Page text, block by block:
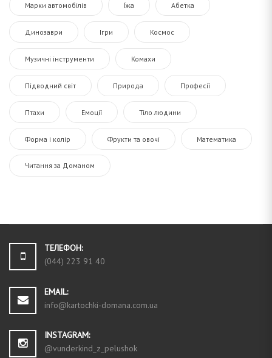
Марки автомобілів Їжа Абетка
Динозаври Ігри Космос
Музичні інструменти Комахи
Підводний світ Природа Професії
Птахи Емоції Тіло людини
Форма і колір Фрукти та овочі Математика
Читання за Доманом
ТЕЛЕФОН:
(044) 223 91 40
EMAIL:
info@kartochki-domana.com.ua
INSTAGRAM:
@vunderkind_z_pelushok